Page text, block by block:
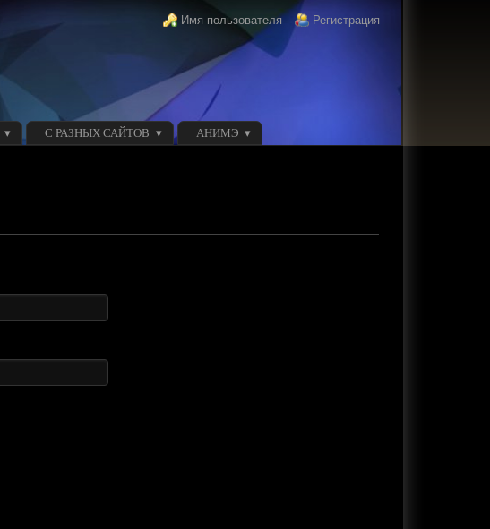
Login links
Имя пользователя Регистрация
С РАЗНЫХ САЙТОВ
АНИМЭ